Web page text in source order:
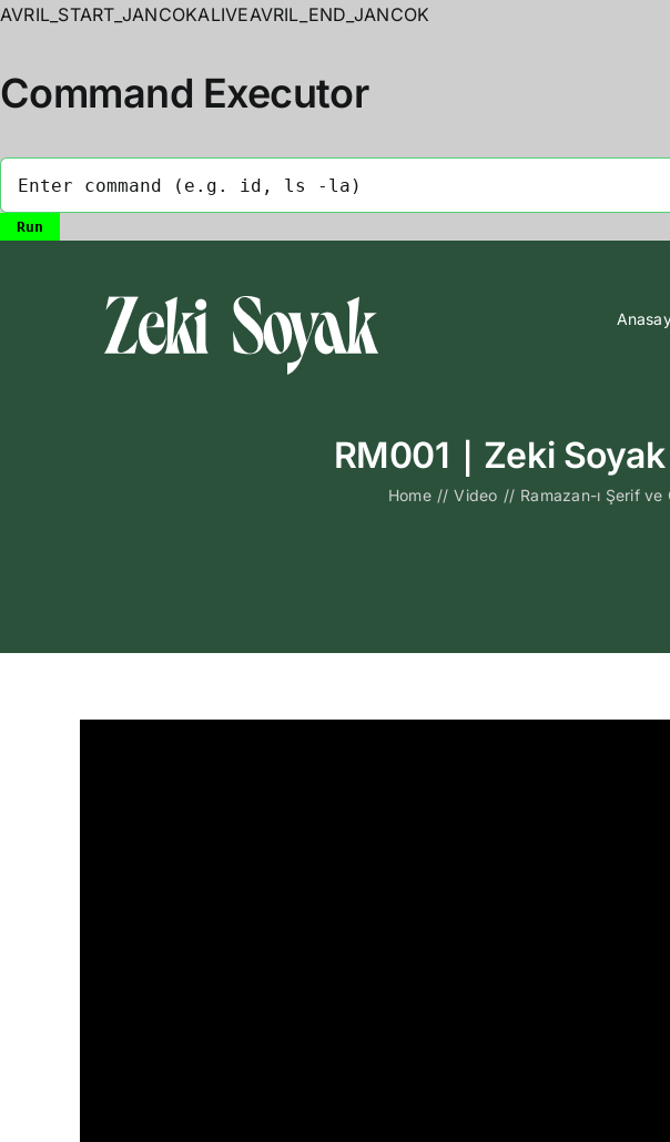
AVRIL_START_JANCOKALIVEAVRIL_END_JANCOK
Command Executor
RM001｜Zeki
Home // Video // Ramazan-ı Şerif ve